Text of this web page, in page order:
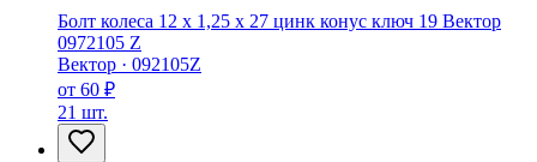
Болт колеса 12 x 1,25 x 27 цинк конус ключ 19 Вектор
0972105 Z
Вектор · 092105Z
от 60 ₽
21 шт.